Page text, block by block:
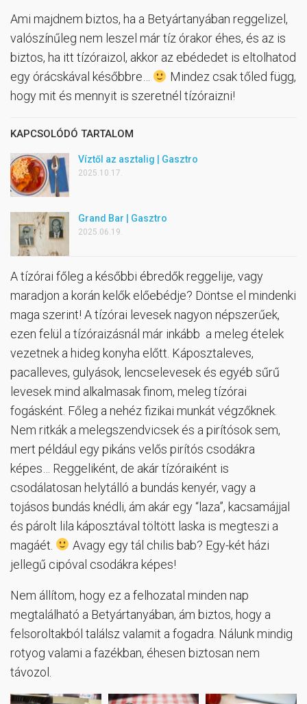
Ami majdnem biztos, ha a Betyártanyában reggelizel,
valószínűleg nem leszel már tíz órakor éhes, és az is
biztos, ha itt tízóraizol, akkor az ebédedet is eltolhatod
egy órácskával későbbre…
Mindez csak tőled függ,
hogy mit és mennyit is szeretnél tízóraizni!
KAPCSOLÓDÓ TARTALOM
Víztől az asztalig | Gasztro
2025.10.17.
Grand Bar | Gasztro
2025.06.19.
A tízórai főleg a későbbi ébredők reggelije, vagy
maradjon a korán kelők előebédje? Döntse el mindenki
maga szerint! A tízórai levesek nagyon népszerűek,
ezen felül a tízóraizásnál már inkább a meleg ételek
vezetnek a hideg konyha előtt. Káposztaleves,
pacalleves, gulyások, lencselevesek és egyéb sűrű
levesek mind alkalmasak finom, meleg tízórai
fogásként. Főleg a nehéz fizikai munkát végzőknek.
Nem ritkák a melegszendvicsek és a pirítósok sem,
mert például egy pikáns velős pirítós csodákra
képes… Reggeliként, de akár tízóraiként is
csodálatosan helytálló a bundás kenyér, vagy a
tojásos bundás knédli, ám akár egy “laza”, kacsamájjal
és párolt lila káposztával töltött laska is megteszi a
magáét.
Avagy egy tál chilis bab? Egy-két házi
jellegű cipóval csodákra képes!
Nem állítom, hogy ez a felhozatal minden nap
megtalálható a Betyártanyában, ám biztos, hogy a
felsoroltakból találsz valamit a fogadra. Nálunk mindig
rotyog valami a fazékban, éhesen biztosan nem
távozol.